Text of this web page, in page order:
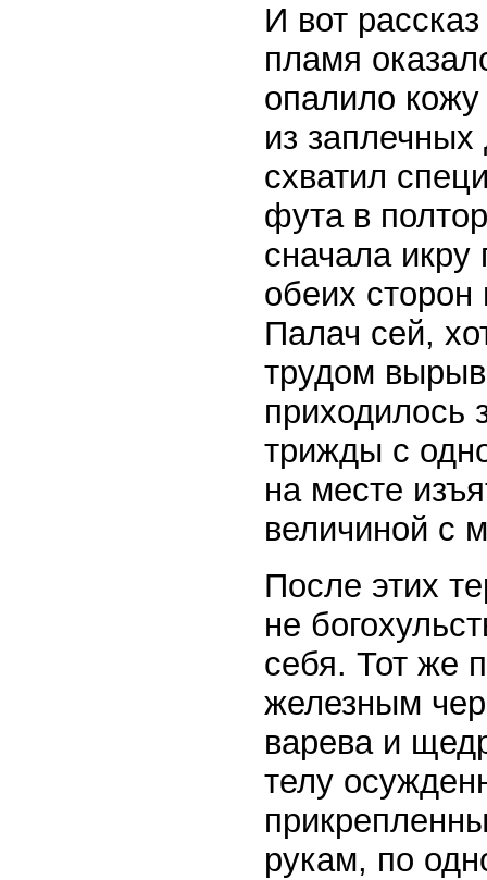
И вот
пламя
опалило
из
схватил
фута в
сначала икру
обеих
Палач сей,
трудом
приходилось
трижды с
на месте
величиной с
После этих
не
себя. Тот же
железным
варева и
телу
рукам, по